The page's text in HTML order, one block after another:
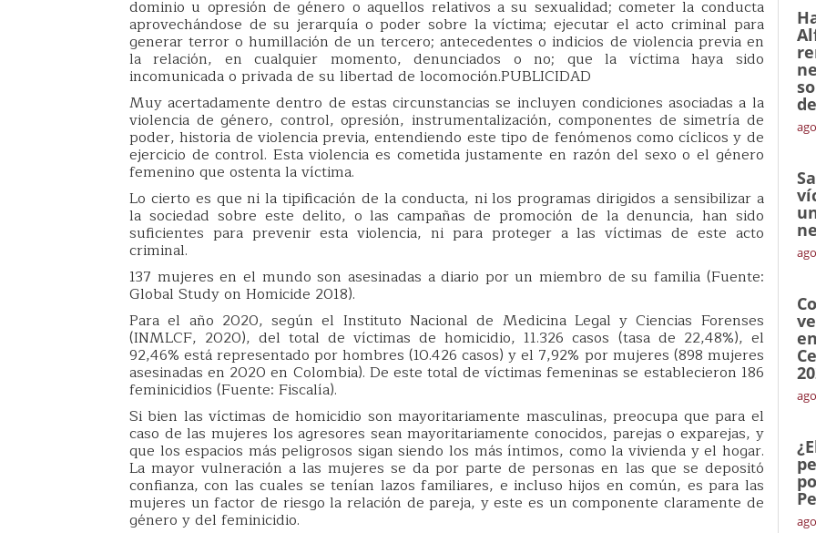
dominio u opresión de género o aquellos relativos a su sexualidad; cometer la conducta
aprovechándose de su jerarquía o poder sobre la víctima; ejecutar el acto criminal para
generar terror o humillación de un tercero; antecedentes o indicios de violencia previa en
la relación, en cualquier momento, denunciados o no; que la víctima haya sido
incomunicada o privada de su libertad de locomoción.PUBLICIDAD
Muy acertadamente dentro de estas circunstancias se incluyen condiciones asociadas a la
violencia de género, control, opresión, instrumentalización, componentes de simetría de
poder, historia de violencia previa, entendiendo este tipo de fenómenos como cíclicos y de
ejercicio de control. Esta violencia es cometida justamente en razón del sexo o el género
femenino que ostenta la víctima.
Lo cierto es que ni la tipificación de la conducta, ni los programas dirigidos a sensibilizar a
la sociedad sobre este delito, o las campañas de promoción de la denuncia, han sido
suficientes para prevenir esta violencia, ni para proteger a las víctimas de este acto
criminal.
137 mujeres en el mundo son asesinadas a diario por un miembro de su familia (Fuente:
Global Study on Homicide 2018).
Para el año 2020, según el Instituto Nacional de Medicina Legal y Ciencias Forenses
(INMLCF, 2020), del total de víctimas de homicidio, 11.326 casos (tasa de 22,48%), el
92,46% está representado por hombres (10.426 casos) y el 7,92% por mujeres (898 mujeres
asesinadas en 2020 en Colombia). De este total de víctimas femeninas se establecieron 186
feminicidios (Fuente: Fiscalía).
Si bien las víctimas de homicidio son mayoritariamente masculinas, preocupa que para el
caso de las mujeres los agresores sean mayoritariamente conocidos, parejas o exparejas, y
que los espacios más peligrosos sigan siendo los más íntimos, como la vivienda y el hogar.
La mayor vulneración a las mujeres se da por parte de personas en las que se depositó
confianza, con las cuales se tenían lazos familiares, e incluso hijos en común, es para las
mujeres un factor de riesgo la relación de pareja, y este es un componente claramente de
género y del feminicidio.